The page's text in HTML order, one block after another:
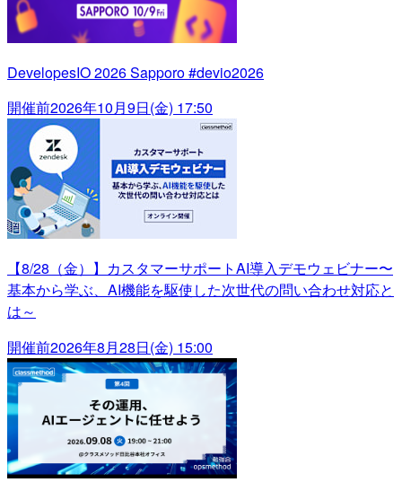
DevelopesIO 2026 Sapporo #devio2026
開催前2026年10月9日(金) 17:50
【8/28（金）】カスタマーサポートAI導入デモウェビナー〜
基本から学ぶ、AI機能を駆使した次世代の問い合わせ対応と
は～
開催前2026年8月28日(金) 15:00